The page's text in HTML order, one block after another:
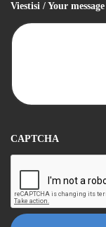
Viestisi / Your message
CAPTCHA